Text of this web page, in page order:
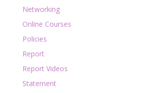
Networking
Online Courses
Policies
Report
Report Videos
Statement